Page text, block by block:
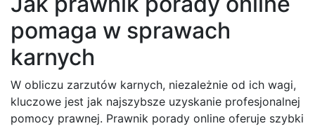
pomaga w sprawach
karnych
W obliczu zarzutów karnych, niezależnie od ich wagi,
kluczowe jest jak najszybsze uzyskanie profesjonalnej
pomocy prawnej. Prawnik porady online oferuje szybki